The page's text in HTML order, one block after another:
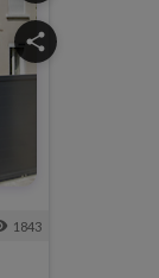
share
1843